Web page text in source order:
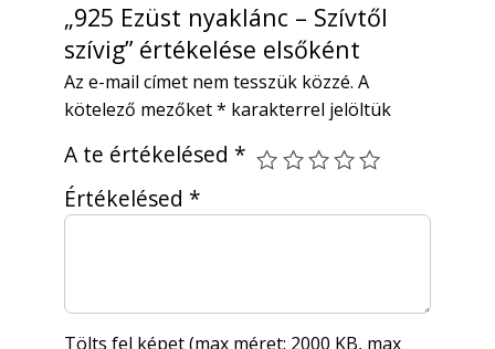
„925 Ezüst nyaklánc – Szívtől
szívig” értékelése elsőként
Az e-mail címet nem tesszük közzé. A
kötelező mezőket* karakterrel jelöltük
A te értékelésed *
Értékelésed *
Tölts fel képet (max méret: 2000 KB, max